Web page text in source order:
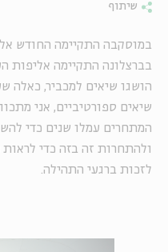
שיתוף
במוסקבה התקיימה החודש
בברצלונה התקיימה אליפות
הושגו שיאים למכביר, כאלה
שיאים ספורטיביים, אני
המתחרים עמלו שנים כדי
ולהתחרות זה בזה כדי לראות
לזכות ברגעי התהילה.